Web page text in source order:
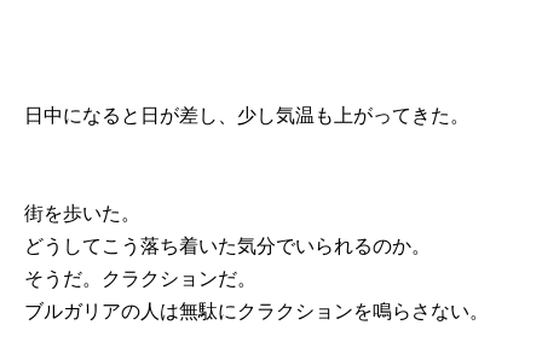
日中になると日が差し、少し気温も上がってきた。
街を歩いた。
どうしてこう落ち着いた気分でいられるのか。
そうだ。クラクションだ。
ブルガリアの人は無駄にクラクションを鳴らさない。